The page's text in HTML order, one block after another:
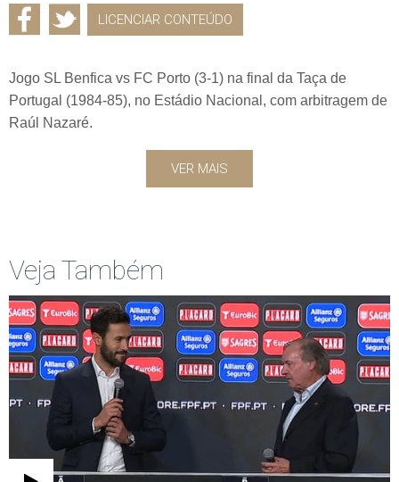
LICENCIAR CONTEÚDO
Jogo SL Benfica vs FC Porto (3-1) na final da Taça de
Portugal (1984-85), no Estádio Nacional, com arbitragem de
Raúl Nazaré.
VER MAIS
Veja Também